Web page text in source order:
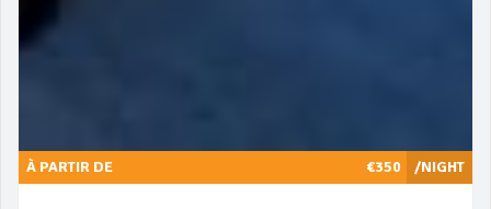
/NIGHT
À PARTIR DE €350